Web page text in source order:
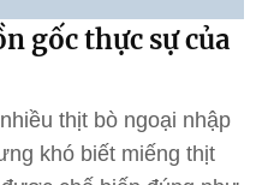
gốc thực sự của
thịt bò ngoại nhập
khó biết miếng thịt